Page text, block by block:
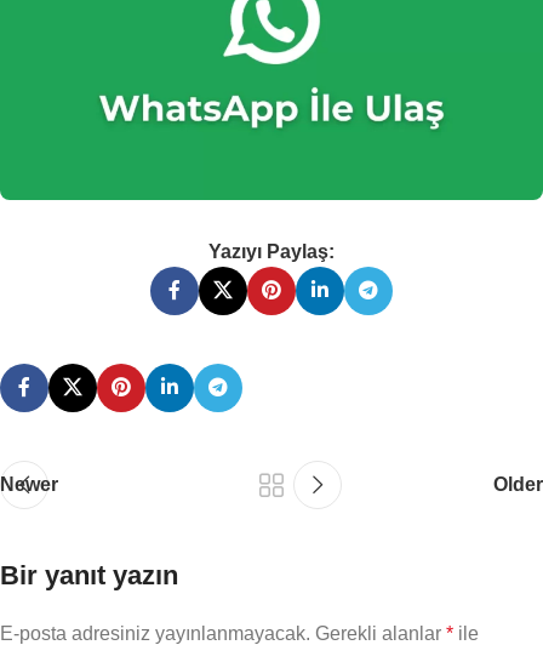
Yazıyı Paylaş:
Newer Older
Bir yanıt yazın
E-posta adresiniz yayınlanmayacak. Gerekli alanlar * ile